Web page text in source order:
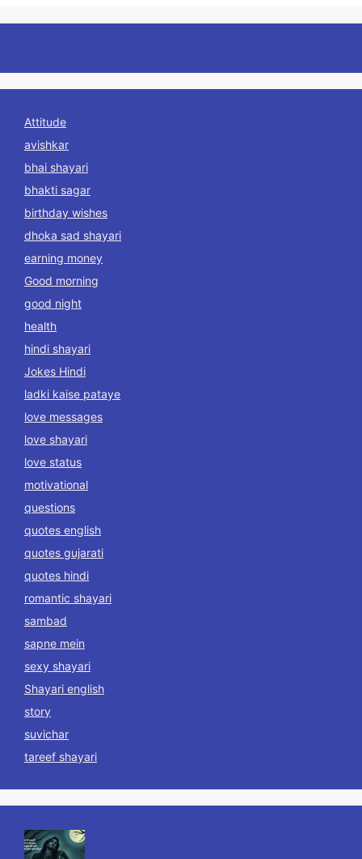
Attitude
avishkar
bhai shayari
bhakti sagar
birthday wishes
dhoka sad shayari
earning money
Good morning
good night
health
hindi shayari
Jokes Hindi
ladki kaise pataye
love messages
love shayari
love status
motivational
questions
quotes english
quotes gujarati
quotes hindi
romantic shayari
sambad
sapne mein
sexy shayari
Shayari english
story
suvichar
tareef shayari